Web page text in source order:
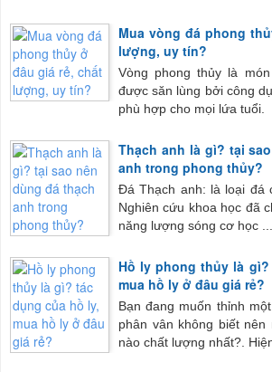
Mua vòng đá phong
lượng, uy tín?
Vòng phong thủy là
được săn lùng bởi công
phù hợp cho mọi lứa tuổi.
Thạch anh là gì? tại
anh trong phong thủy?
Đá Thạch anh: là loại đá
Nghiên cứu khoa học đã
năng lượng sóng cơ học ...
Hồ ly phong thủy là
mua hồ ly ở đâu giá rẻ?
Bạn đang muốn thỉnh
phân vân không biết
nào chất lượng nhất?. Hiện